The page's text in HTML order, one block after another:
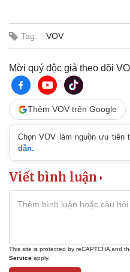
Bóng đá
Lịch thi đấu bóng đá
Thế giới thể thao
Hậu trường
Tag: VOV
Mời quý độc giả theo dõi
Thêm VOV trên Google
Chọn VOV làm nguồn ưu tiên
dẫn.
Viết bình luận
This site is protected by reCAPTCHA and
Service apply.